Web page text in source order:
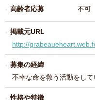
高齢者応募 不可
掲載元URL
http://
募集の経緯
不幸な命を救う活動をして
性格や特徴